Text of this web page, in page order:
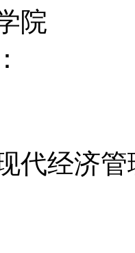
；非洲
研究中
。
院推荐
东和非
院
代经济管